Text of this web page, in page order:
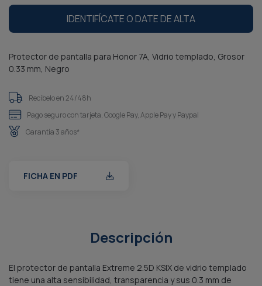
IDENTIFÍCATE O DATE DE ALTA
Protector de pantalla para Honor 7A, Vidrio templado, Grosor
0.33 mm, Negro
Recíbelo en 24/48h
Pago seguro con tarjeta, Google Pay, Apple Pay y Paypal
Garantía 3 años*
FICHA EN PDF
Descripción
El protector de pantalla Extreme 2.5D KSIX de vidrio templado
tiene una alta sensibilidad, transparencia y sus 0.3 mm de